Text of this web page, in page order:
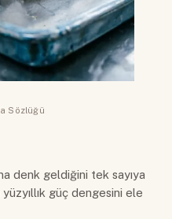
Sözlüğü
denk geldiğini tek sayıya
güç dengesini ele